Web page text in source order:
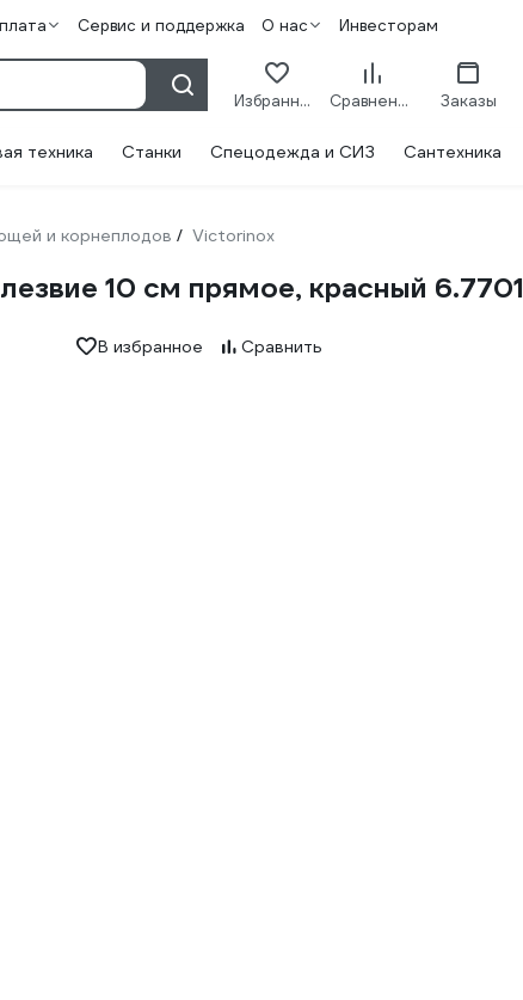
Сервис и поддержка О нас Инвесторам
Избранное Сравнение Заказы
техника Станки Спецодежда и СИЗ Сантехника
и корнеплодов / Victorinox
10 см прямое, красный 6.7701
В избранное Сравнить